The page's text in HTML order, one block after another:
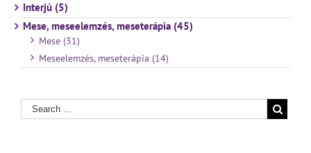
Interjú (5)
Mese, meseelemzés, meseterápia (45)
Mese (31)
Meseelemzés, meseterápia (14)